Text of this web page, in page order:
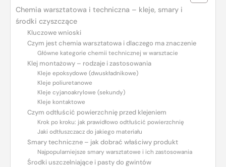
Chemia warsztatowa i techniczna – kleje, smary i
środki czyszczące
Kluczowe wnioski
Czym jest chemia warsztatowa i dlaczego ma znaczenie
Główne kategorie chemii technicznej w warsztacie
Klej montażowy – rodzaje i zastosowania
Kleje epoksydowe (dwuskładnikowe)
Kleje poliuretanowe
Kleje cyjanoakrylowe (sekundy)
Kleje kontaktowe
Czym odtłuścić powierzchnię przed klejeniem
Krok po kroku: jak prawidłowo odtłuścić powierzchnię
Jaki odtłuszczacz do jakiego materiału
Smary techniczne – jak dobrać właściwy produkt
Najpopularniejsze smary warsztatowe i ich zastosowania
Środki uszczelniające i pasty do gwintów